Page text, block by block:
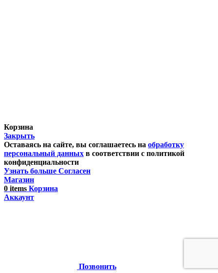
Корзина
Закрыть
Оставаясь на сайте, вы соглашаетесь на обработку
персональный данных в соответствии с политикой
конфиденциальности
Узнать больше Согласен
Магазин
0 items Корзина
Аккаунт
Позвонить